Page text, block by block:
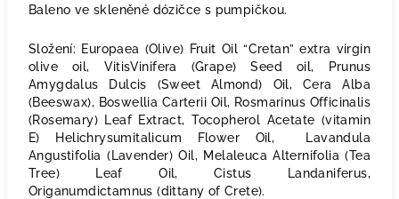
Baleno ve skleněné dózičce s pumpičkou.
Složení: Europaea (Olive) Fruit Oil “Cretan” extra virgin
olive oil, VitisVinifera (Grape) Seed oil, Prunus
Amygdalus Dulcis (Sweet Almond) Oil, Cera Alba
(Beeswax), Boswellia Carterii Oil, Rosmarinus Officinalis
(Rosemary) Leaf Extract, Tocopherol Acetate (vitamin
E) Helichrysumitalicum Flower Oil, Lavandula
Angustifolia (Lavender) Oil, Melaleuca Alternifolia (Tea
Tree) Leaf Oil, Cistus Landaniferus,
Origanumdictamnus (dittany of Crete).